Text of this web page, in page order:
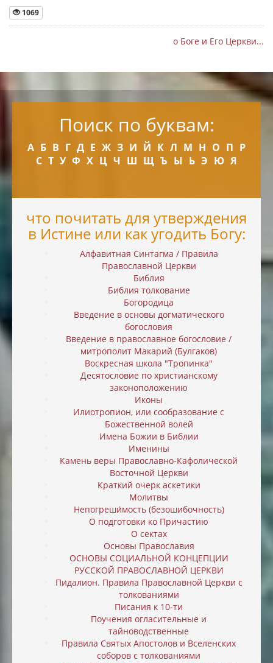
1069
о Боге и Его Церкви...
Поиск по буквам:
А Б В Г Д Е Ж З И Й К Л М Н О П Р
С Т У Ф Х Ц Ч Ш Щ Ъ Ы Ь Э Ю Я
что почитать для утверждения
в Истине или как угодить Богу:
Алфавитная Синтагма / Правила
Православной Церкви
Библия
Библия толкование
Богородица
Введение в основы догматического
богословия
Введение в православное богословие /
митрополит Макарий (Булгаков)
Воскресная школа "Тропинка"
Десятословие по христианскому
законоположению
Иконы
Илиотропион, или cообразование с
Божественной волей
Имена Божии в Библии
Именины
Камень веры Православно-Кафолической
Восточной Церкви
Краткий очерк аскетики
Молитвы
Непогреши́мость (безошибочность)
О подготовки ко Причастию
О сектах
Основы Православия
ОСНОВЫ СОЦИАЛЬНОЙ КОНЦЕПЦИИ
РУССКОЙ ПРАВОСЛАВНОЙ ЦЕРКВИ
Пидалион. Правила Православной Церкви с
толкованиями
Писания к 10-ти
Поучения огласительные и
тайноводственные
Правила Святых Апостолов и Вселенских
соборов с толкованиями